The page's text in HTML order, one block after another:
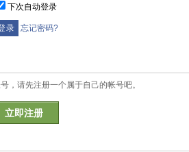
下次自动登录
忘记密码?
，请先注册一个属于自己的帐号吧。
立即注册